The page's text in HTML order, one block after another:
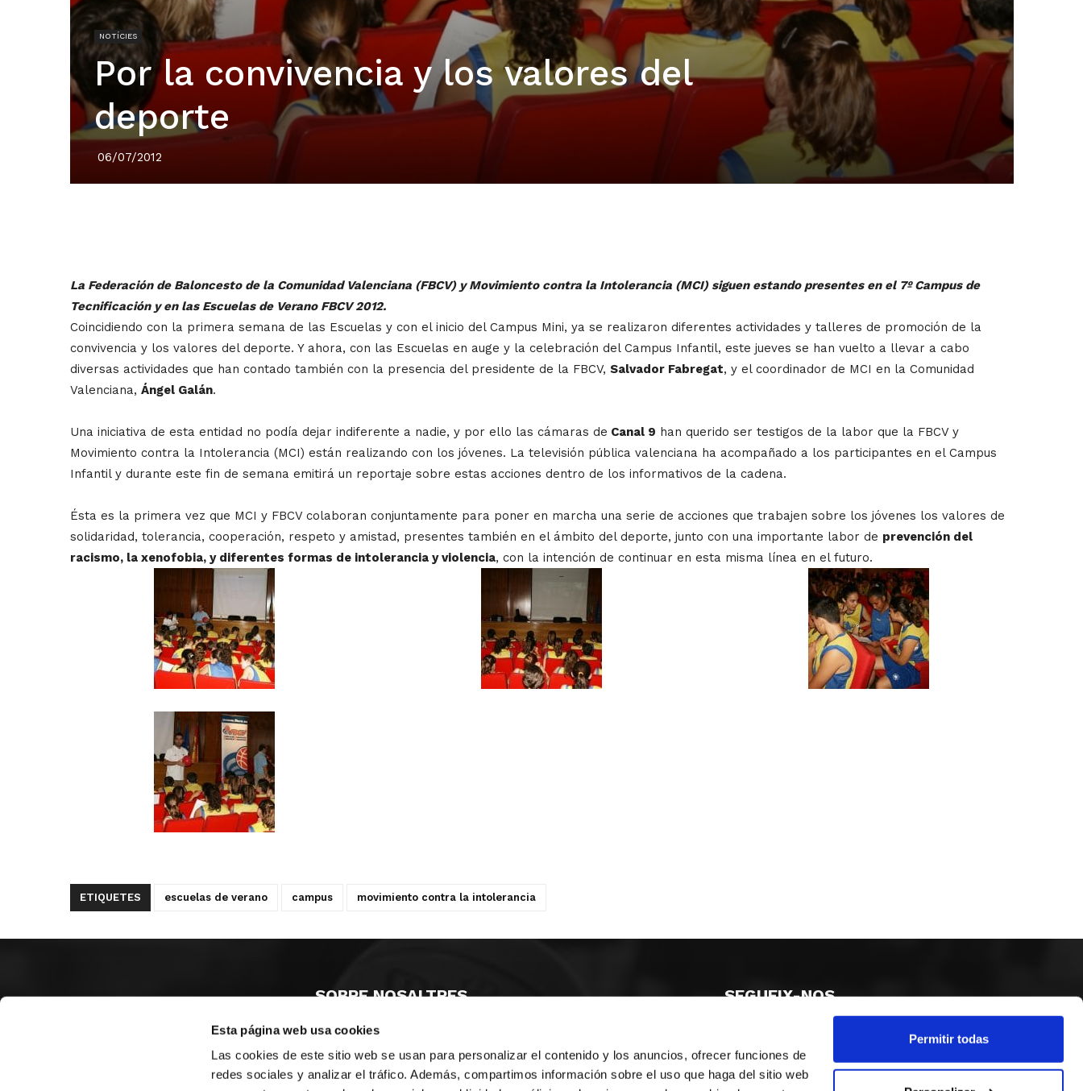
Esta página web usa cookies
Las cookies de este sitio web se usan para personalizar el contenido y los anuncios, ofrecer funciones de
redes sociales y analizar el tráfico. Además, compartimos información sobre el uso que haga del sitio web
Permitir todas
NOTÍCIES
Por la convivencia y los valores del
deporte
06/07/2012
La Federación de Baloncesto de la Comunidad Valenciana (FBCV) y Movimiento contra la Intolerancia (MCI) siguen estando presentes en el 7º Campus de
Tecnificación y en las Escuelas de Verano FBCV 2012.
Coincidiendo con la primera semana de las Escuelas y con el inicio del Campus Mini, ya se realizaron diferentes actividades y talleres de promoción de la
convivencia y los valores del deporte. Y ahora, con las Escuelas en auge y la celebración del Campus Infantil, este jueves se han vuelto a llevar a cabo
diversas actividades que han contado también con la presencia del presidente de la FBCV, Salvador Fabregat, y el coordinador de MCI en la Comunidad
Valenciana, Ángel Galán.
Una iniciativa de esta entidad no podía dejar indiferente a nadie, y por ello las cámaras de Canal 9 han querido ser testigos de la labor que la FBCV y
Movimiento contra la Intolerancia (MCI) están realizando con los jóvenes. La televisión pública valenciana ha acompañado a los participantes en el Campus
Infantil y durante este fin de semana emitirá un reportaje sobre estas acciones dentro de los informativos de la cadena.
Ésta es la primera vez que MCI y FBCV colaboran conjuntamente para poner en marcha una serie de acciones que trabajen sobre los jóvenes los valores de
solidaridad, tolerancia, cooperación, respeto y amistad, presentes también en el ámbito del deporte, junto con una importante labor de prevención del
racismo, la xenofobia, y diferentes formas de intolerancia y violencia, con la intención de continuar en esta misma línea en el futuro.
ETIQUETES escuelas de verano campus movimiento contra la intolerancia
SOBRE NOSALTRES
CASTELLÓ
VALÈNCIA
MONESTIR DE POBLET 14 1ª 3º
ALACANT
CIUDAD DE MATANZAS 12
SEGUEIX-NOS